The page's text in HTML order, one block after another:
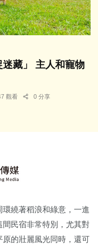
藏」 主人和寵物
觀看 0 分享
繞著稻浪和綠意，一進
民宿非常特別，尤其對
的壯麗風光同時，還可